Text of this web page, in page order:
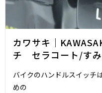
カワサキ｜
チ セラコート/す
バイクのハンドルスイッチ
めの